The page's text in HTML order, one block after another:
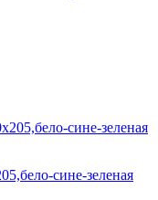
сине-зеленая